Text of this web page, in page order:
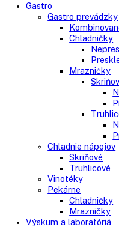
Klasické
Stolové
Humidory
Gastro
Mrazničky